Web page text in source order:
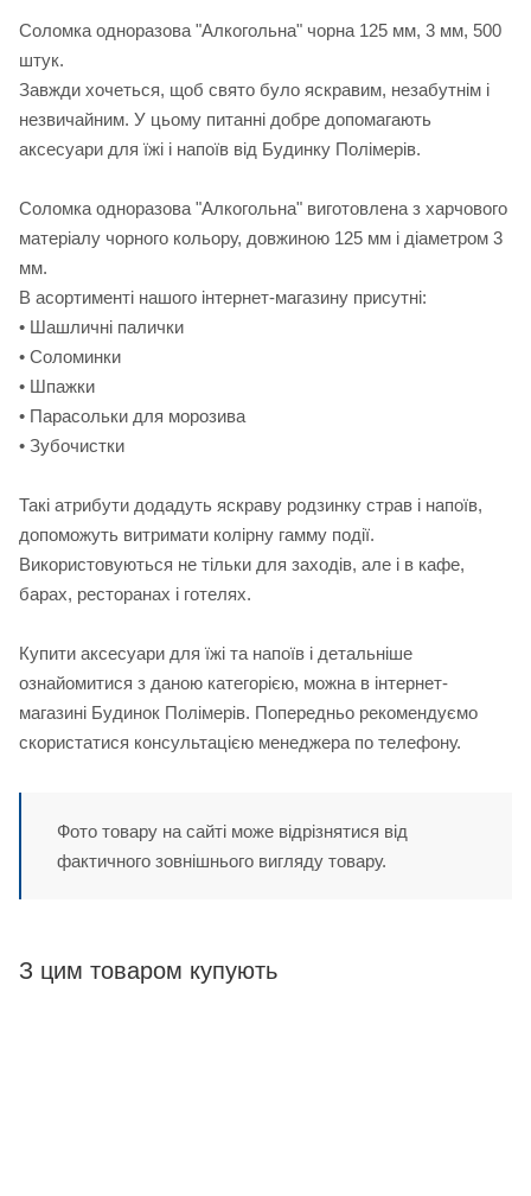
Соломка одноразова "Алкогольна" чорна 125 мм, 3 мм, 500
штук.
Завжди хочеться, щоб свято було яскравим, незабутнім і
незвичайним. У цьому питанні добре допомагають
аксесуари для їжі і напоїв від Будинку Полімерів.
Соломка одноразова "Алкогольна" виготовлена з харчового
матеріалу чорного кольору, довжиною 125 мм і діаметром 3
мм.
В асортименті нашого інтернет-магазину присутні:
• Шашличні палички
• Соломинки
• Шпажки
• Парасольки для морозива
• Зубочистки
Такі атрибути додадуть яскраву родзинку страв і напоїв,
допоможуть витримати колірну гамму події.
Використовуються не тільки для заходів, але і в кафе,
барах, ресторанах і готелях.
Купити аксесуари для їжі та напоїв і детальніше
ознайомитися з даною категорією, можна в інтернет-
магазині Будинок Полімерів. Попередньо рекомендуємо
скористатися консультацією менеджера по телефону.
Фото товару на сайті може відрізнятися від
фактичного зовнішнього вигляду товару.
З цим товаром купують